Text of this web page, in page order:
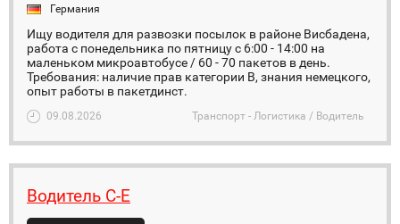
Германия
Ищу водителя для развозки посылок в районе Висбадена,
работа с понедельника по пятницу с 6:00 - 14:00 на
маленьком микроавтобусе / 60 - 70 пакетов в день.
Требования: наличие прав категории В, знания немецкого,
опыт работы в пакетдинст.
09.08.2026 Транспорт - Логистика / Водитель
Водитель С-Е